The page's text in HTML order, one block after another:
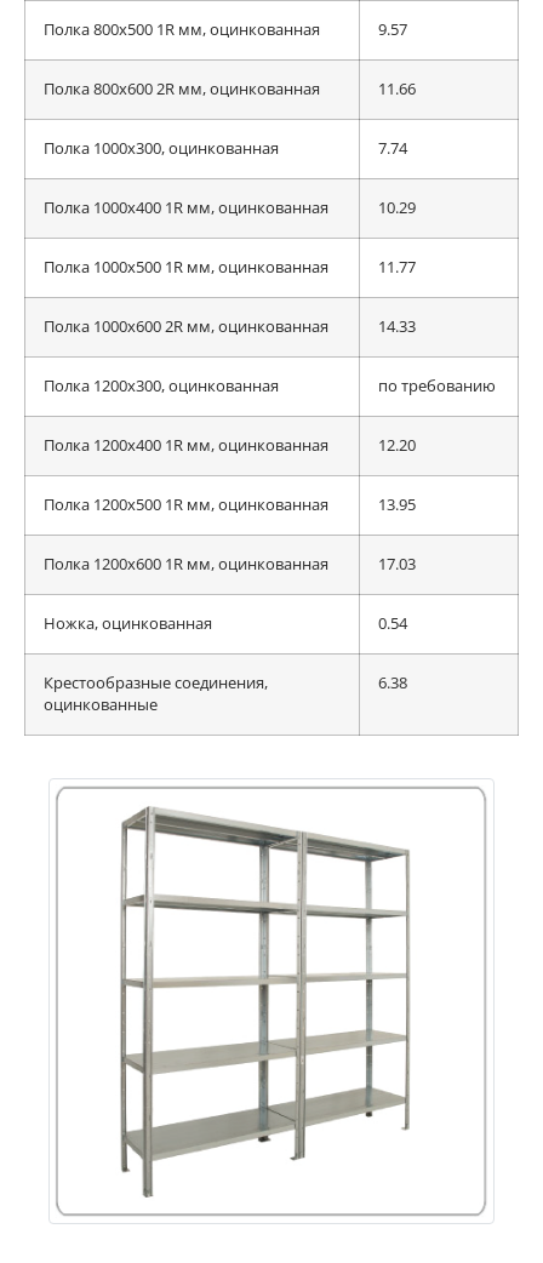
Полка 800x500 1R мм, оцинкованная 9.57
Полка 800x600 2R мм, оцинкованная 11.66
Полка 1000x300, оцинкованная 7.74
Полка 1000x400 1R мм, оцинкованная 10.29
Полка 1000x500 1R мм, оцинкованная 11.77
Полка 1000x600 2R мм, оцинкованная 14.33
Полка 1200x300, оцинкованная по требованию
Полка 1200x400 1R мм, оцинкованная 12.20
Полка 1200x500 1R мм, оцинкованная 13.95
Полка 1200x600 1R мм, оцинкованная 17.03
Ножка, оцинкованная 0.54
Крестообразные соединения,
оцинкованные
6.38